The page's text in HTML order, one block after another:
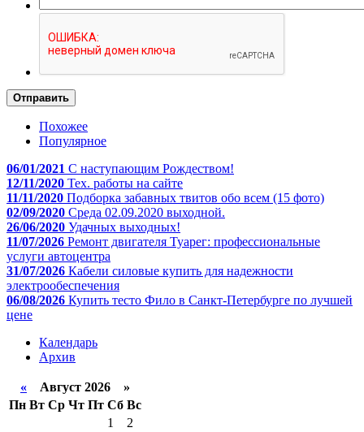
Отправить
Похожее
Популярное
06/01/2021 С наступающим Рождеством!
12/11/2020 Тех. работы на сайте
11/11/2020 Подборка забавных твитов обо всем (15 фото)
02/09/2020 Среда 02.09.2020 выходной.
26/06/2020 Удачных выходных!
11/07/2026 Ремонт двигателя Туарег: профессиональные
услуги автоцентра
31/07/2026 Кабели силовые купить для надежности
электрообеспечения
06/08/2026 Купить тесто Фило в Санкт-Петербурге по лучшей
цене
Календарь
Архив
« Август 2026 »
Пн Вт Ср Чт Пт Сб Вс
1
2